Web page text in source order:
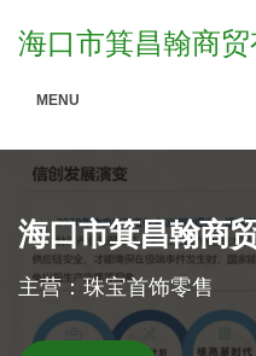
海口市箕昌翰商贸
MENU
海口市箕昌翰商
主营：珠宝首饰零售